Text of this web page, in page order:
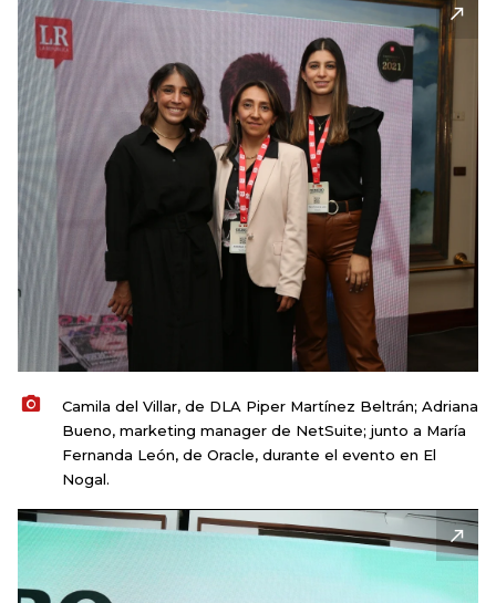
Camila del Villar, de DLA Piper Martínez Beltrán; Adriana
Bueno, marketing manager de NetSuite; junto a María
Fernanda León, de Oracle, durante el evento en El
Nogal.